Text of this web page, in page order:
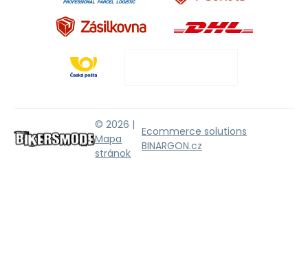
© 2026 |
Mapa
stránok
Ecommerce solutions
BINARGON.cz